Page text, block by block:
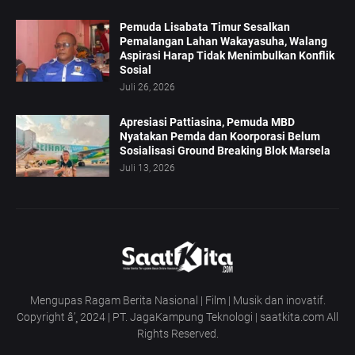
Pemuda Lisabata Timur Sesalkan
Pemalangan Lahan Wakayasuha, Walang
Aspirasi Harap Tidak Menimbulkan Konflik
Sosial
Juli 26, 2026
Apresiasi Pattiasina, Pemuda MBD
Nyatakan Pemda dan Koorporasi Belum
Sosialisasi Ground Breaking Blok Marsela
Juli 13, 2026
Mengupas Ragam Berita Nasional | Film | Musik dan inovatif.
Copyright â’¸ 2024 | PT. JagaKampung Teknologi | saatkita.com All
Rights Reserved.